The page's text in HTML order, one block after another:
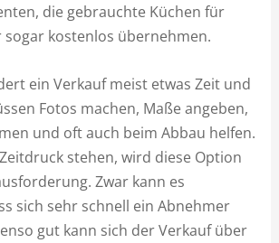
die gebrauchte Küchen für
sogar kostenlos übernehmen.
ein Verkauf meist etwas Zeit und
Fotos machen, Maße angeben,
und oft auch beim Abbau helfen.
stehen, wird diese Option
Zwar kann es
sich sehr schnell ein Abnehmer
gut kann sich der Verkauf über